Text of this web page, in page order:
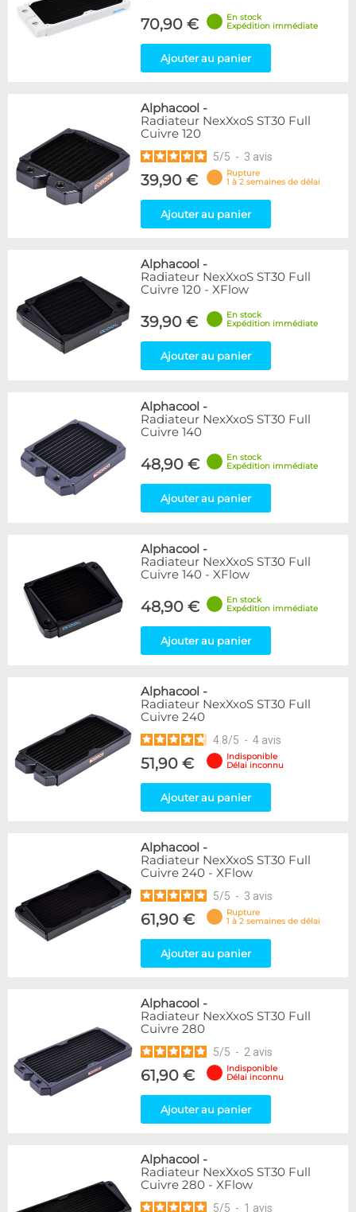
70,90 €
En stock
Expédition immédiate
Ajouter au panier
Alphacool -
Radiateur NexXxoS ST30 Full
Cuivre 120
5/5 - 3 avis
39,90 €
Rupture
1 à 2 semaines de délai
Ajouter au panier
Alphacool -
Radiateur NexXxoS ST30 Full
Cuivre 120 - XFlow
39,90 €
En stock
Expédition immédiate
Ajouter au panier
Alphacool -
Radiateur NexXxoS ST30 Full
Cuivre 140
48,90 €
En stock
Expédition immédiate
Ajouter au panier
Alphacool -
Radiateur NexXxoS ST30 Full
Cuivre 140 - XFlow
48,90 €
En stock
Expédition immédiate
Ajouter au panier
Alphacool -
Radiateur NexXxoS ST30 Full
Cuivre 240
4.8/5 - 4 avis
51,90 €
Indisponible
Délai inconnu
Ajouter au panier
Alphacool -
Radiateur NexXxoS ST30 Full
Cuivre 240 - XFlow
5/5 - 3 avis
61,90 €
Rupture
1 à 2 semaines de délai
Ajouter au panier
Alphacool -
Radiateur NexXxoS ST30 Full
Cuivre 280
5/5 - 2 avis
61,90 €
Indisponible
Délai inconnu
Ajouter au panier
Alphacool -
Radiateur NexXxoS ST30 Full
Cuivre 280 - XFlow
5/5 - 1 avis